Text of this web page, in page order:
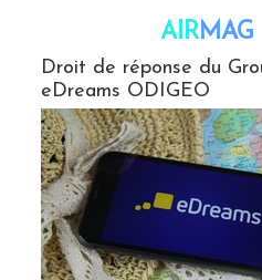
AIRMAG
Droit de réponse du
eDreams ODIGEO